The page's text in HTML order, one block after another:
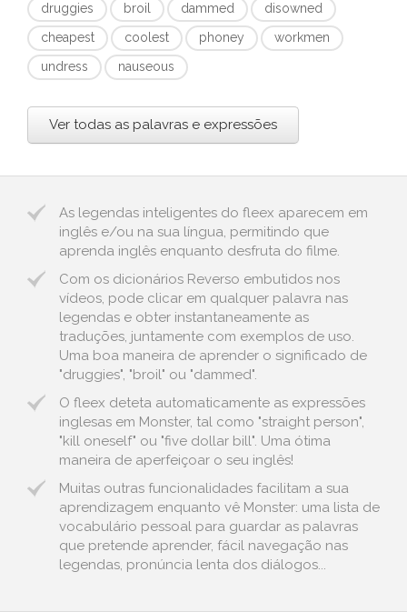
druggies broil dammed
disowned
cheapest
coolest phoney
workmen
undress
nauseous
Ver todas as palavras e expressões
As legendas inteligentes do fleex aparecem em
inglês e/ou na sua língua, permitindo que
aprenda inglês enquanto desfruta do filme.
Com os dicionários Reverso embutidos nos
vídeos, pode clicar em qualquer palavra nas
legendas e obter instantaneamente as
traduções, juntamente com exemplos de uso.
Uma boa maneira de aprender o significado de
"druggies", "broil" ou "dammed".
O fleex deteta automaticamente as expressões
inglesas em Monster, tal como "straight person",
"kill oneself" ou "five dollar bill". Uma ótima
maneira de aperfeiçoar o seu inglês!
Muitas outras funcionalidades facilitam a sua
aprendizagem enquanto vê Monster: uma lista de
vocabulário pessoal para guardar as palavras
que pretende aprender, fácil navegação nas
legendas, pronúncia lenta dos diálogos...